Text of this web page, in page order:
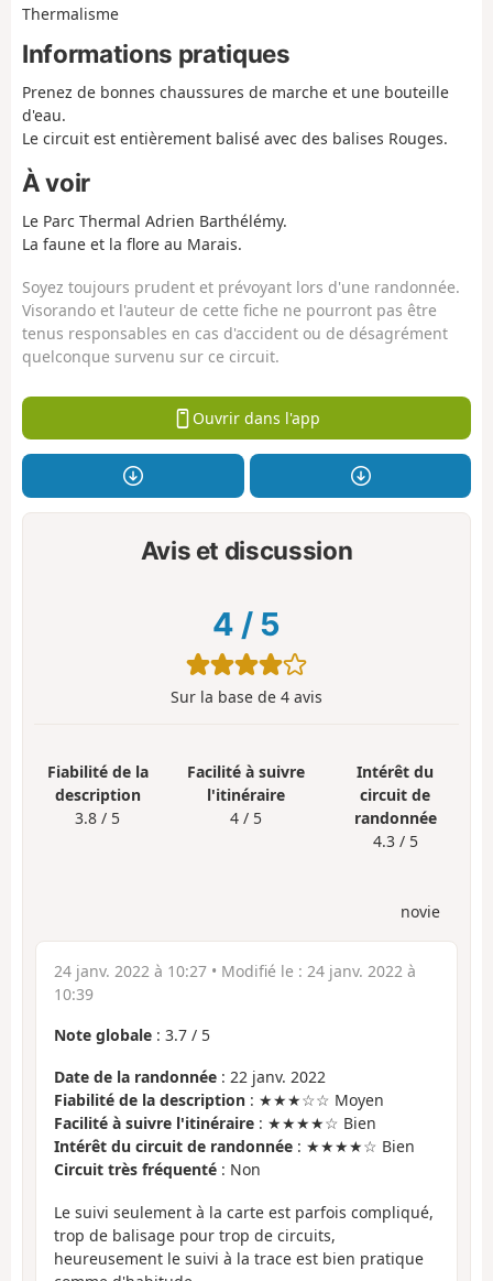
Thermalisme
Informations pratiques
Prenez de bonnes chaussures de marche et une bouteille
d'eau.
Le circuit est entièrement balisé avec des balises Rouges.
À voir
Le Parc Thermal Adrien Barthélémy.
La faune et la flore au Marais.
Soyez toujours prudent et prévoyant lors d'une randonnée.
Visorando et l'auteur de cette fiche ne pourront pas être
tenus responsables en cas d'accident ou de désagrément
quelconque survenu sur ce circuit.
Ouvrir dans l'app
Avis et discussion
4 / 5
Sur la base de 4 avis
Fiabilité de la
description
3.8 / 5
Facilité à suivre
l'itinéraire
4 / 5
Intérêt du
circuit de
randonnée
4.3 / 5
novie
24 janv. 2022 à 10:27 • Modifié le : 24 janv. 2022 à
10:39
Note globale : 3.7 / 5
Date de la randonnée : 22 janv. 2022
Fiabilité de la description : ★★★☆☆ Moyen
Facilité à suivre l'itinéraire : ★★★★☆ Bien
Intérêt du circuit de randonnée : ★★★★☆ Bien
Circuit très fréquenté : Non
Le suivi seulement à la carte est parfois compliqué,
trop de balisage pour trop de circuits,
heureusement le suivi à la trace est bien pratique